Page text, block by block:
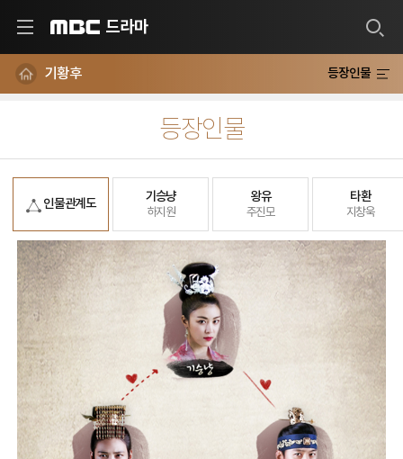
드라마
기황후 등장인물
등장인물
인물 관계도 기승냥
하지원
왕유
주진모
타환
지창욱